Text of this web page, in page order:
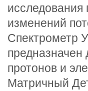
исследования
изменений
Спектрометр
предназначен
протонов и
Матричный